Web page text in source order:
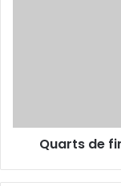
19
Quarts de